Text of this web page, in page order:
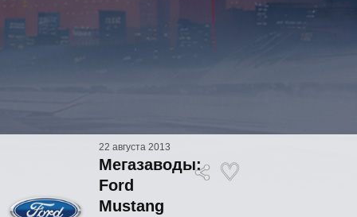
22 августа 2013
Мегазаводы:
Ford
Mustang